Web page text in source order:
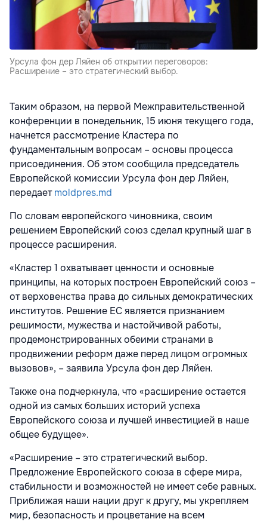
Урсула фон дер Ляйен об открытии переговоров:
Расширение – это стратегический выбор.
Таким образом, на первой Межправительственной
конференции в понедельник, 15 июня текущего года,
начнется рассмотрение Кластера по
фундаментальным вопросам – основы процесса
присоединения. Об этом сообщила председатель
Европейской комиссии Урсула фон дер Ляйен,
передаетmoldpres.md
По словам европейского чиновника, своим
решением Европейский союз сделал крупный шаг в
процессе расширения.
«Кластер 1 охватывает ценности и основные
принципы, на которых построен Европейский союз –
от верховенства права до сильных демократических
институтов. Решение ЕС является признанием
решимости, мужества и настойчивой работы,
продемонстрированных обеими странами в
продвижении реформ даже перед лицом огромных
вызовов», – заявила Урсула фон дер Ляйен.
Также она подчеркнула, что «расширение остается
одной из самых больших историй успеха
Европейского союза и лучшей инвестицией в наше
общее будущее».
«Расширение – это стратегический выбор.
Предложение Европейского союза в сфере мира,
стабильности и возможностей не имеет себе равных.
Приближая наши нации друг к другу, мы укрепляем
мир, безопасность и процветание на всем